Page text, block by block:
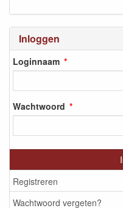
Inloggen
Loginnaam
Wachtwoord
Registreren
Wachtwoord vergeten?